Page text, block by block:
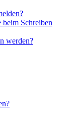
beim Schreiben
werden?